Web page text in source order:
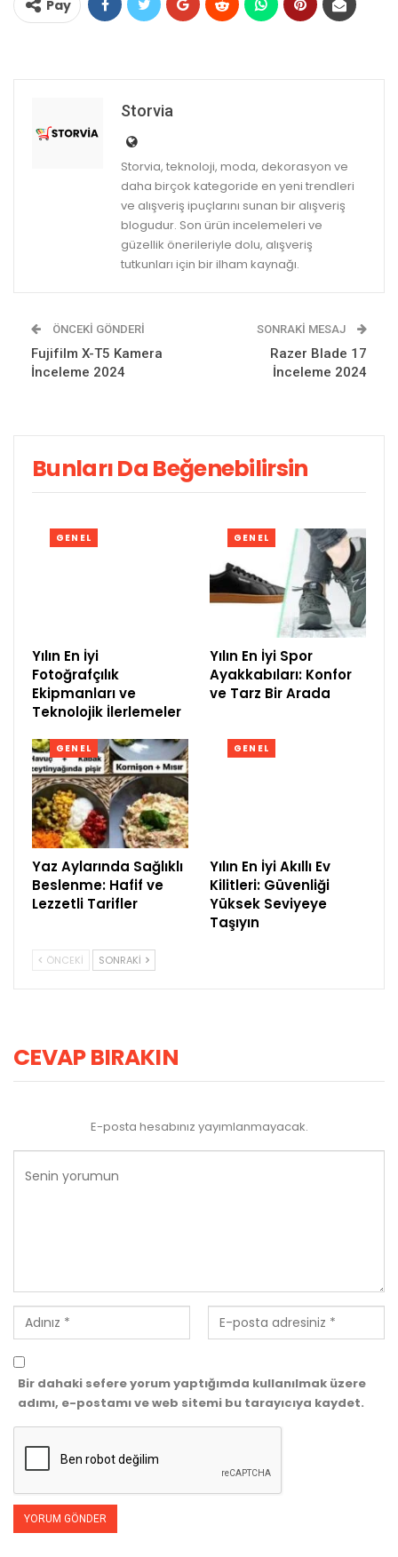
Pay
Storvia
Storvia, teknoloji, moda, dekorasyon ve
daha birçok kategoride en yeni trendleri
ve alışveriş ipuçlarını sunan bir alışveriş
blogudur. Son ürün incelemeleri ve
güzellik önerileriyle dolu, alışveriş
tutkunları için bir ilham kaynağı.
ÖNCEKI GÖNDERI
Fujifilm X-T5 Kamera
İnceleme 2024
SONRAKI MESAJ
Razer Blade 17
İnceleme 2024
Bunları Da Beğenebilirsin
GENEL
Yılın En İyi
Fotoğrafçılık
Ekipmanları ve
Teknolojik İlerlemeler
GENEL
Yılın En İyi Spor
Ayakkabıları: Konfor
ve Tarz Bir Arada
GENEL
Yaz Aylarında Sağlıklı
Beslenme: Hafif ve
Lezzetli Tarifler
GENEL
Yılın En İyi Akıllı Ev
Kilitleri: Güvenliği
Yüksek Seviyeye
Taşıyın
ÖNCEKI SONRAKI
CEVAP BIRAKIN
E-posta hesabınız yayımlanmayacak.
Bir dahaki sefere yorum yaptığımda kullanılmak üzere
adımı, e-postamı ve web sitemi bu tarayıcıya kaydet.